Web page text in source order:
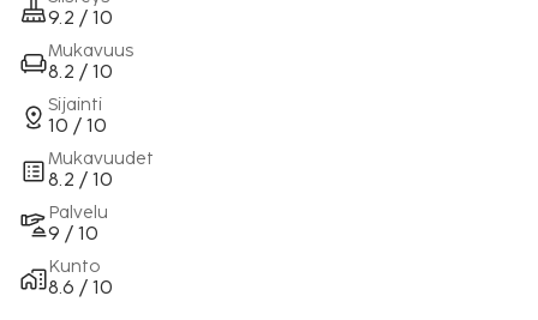
9.2 / 10
Mukavuus
8.2 / 10
Sijainti
10 / 10
Mukavuudet
8.2 / 10
Palvelu
9 / 10
Kunto
8.6 / 10